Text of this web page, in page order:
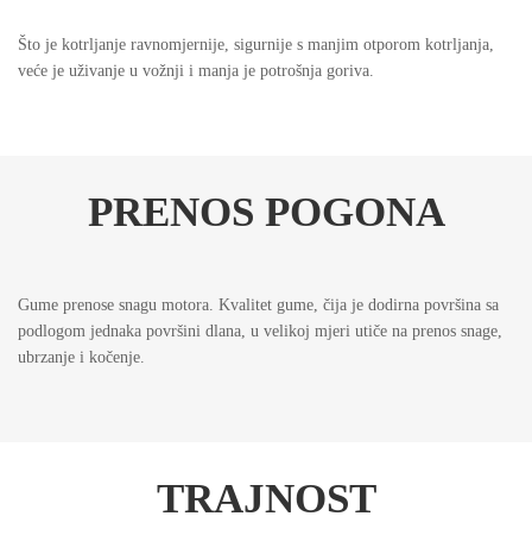
Što je kotrljanje ravnomjernije, sigurnije s manjim otporom kotrljanja,
veće je uživanje u vožnji i manja je potrošnja goriva.
PRENOS POGONA
Gume prenose snagu motora. Kvalitet gume, čija je dodirna površina sa
podlogom jednaka površini dlana, u velikoj mjeri utiče na prenos snage,
ubrzanje i kočenje.
TRAJNOST